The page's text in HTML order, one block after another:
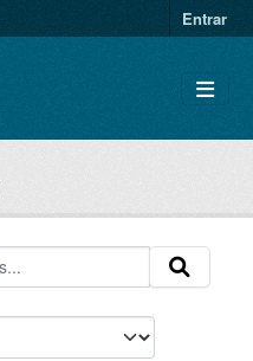
Entrar